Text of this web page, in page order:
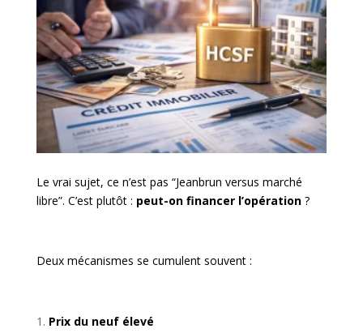
Le vrai sujet, ce n’est pas “Jeanbrun versus marché
libre”. C’est plutôt : peut-on financer l’opération?
Deux mécanismes se cumulent souvent :
Prix du neuf élevé